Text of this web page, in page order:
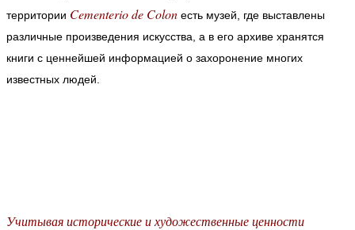
территории Cementerio de Colon есть музей, где выставлены
различные произведения искусства, а в его архиве хранятся
книги с ценнейшей информацией о захоронение многих
известных людей.
Учитывая исторические и художественные ценности